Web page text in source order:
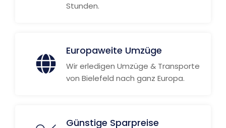
Stunden.
Europaweite Umzüge
Wir erledigen Umzüge & Transporte
von Bielefeld nach ganz Europa.
Günstige Sparpreise